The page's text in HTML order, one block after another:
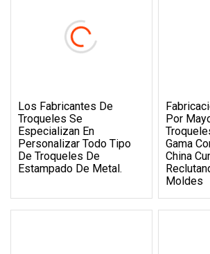
Los Fabricantes De
Troqueles Se
Especializan En
Personalizar Todo Tipo
De Troqueles De
Estampado De Metal.
Por
Gama
China
Moldes